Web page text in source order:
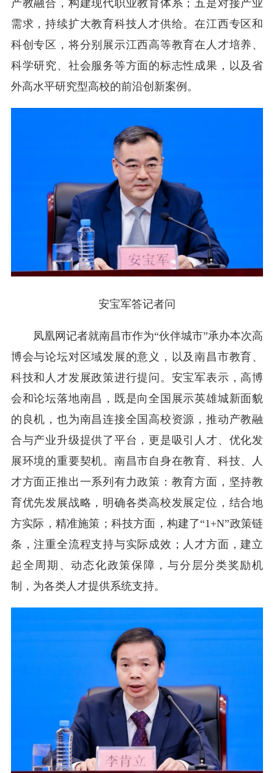
产教融合，构建现代职业教育体系；五是对接产业
需求，持续扩大教育科技人才供给。在江西专区和
科创专区，将分别展示江西高等教育在人才培养、
科学研究、社会服务等方面的标志性成果，以及省
外高水平研究型高校的前沿创新案例。
安宝军答记者问
凤凰网记者就南昌市作为“伙伴城市”承办本次高
博会与论坛对区域发展的意义，以及南昌市教育、
科技和人才发展政策进行提问。安宝军表示，高博
会和论坛落地南昌，既是向全国展示英雄城新面貌
的良机，也为南昌连接全国高校资源，推动产教融
合与产业升级提供了平台，更是吸引人才、优化发
展环境的重要契机。南昌市自身在教育、科技、人
才方面正推出一系列有力政策：教育方面，坚持教
育优先发展战略，明确各类高校发展定位，结合地
方实际，精准施策；科技方面，构建了“1+N”政策链
条，注重全流程支持与实际成效；人才方面，建立
起全周期、动态化政策保障，与分层分类奖励机
制，为各类人才提供系统支持。